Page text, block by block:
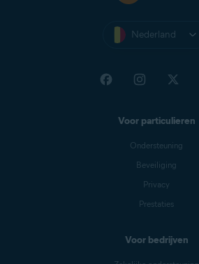
Nederland
Voor particulieren
Ondersteuning
Beveiliging
Privacy
Prestaties
Voor bedrijven